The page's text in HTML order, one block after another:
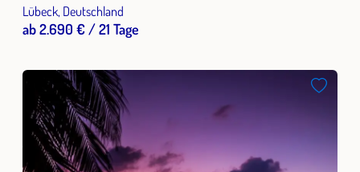
Lübeck, Deutschland
ab 2.690 € / 21 Tage